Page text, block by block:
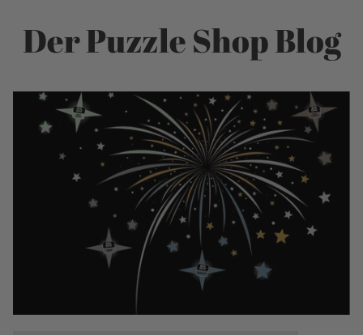
Der Puzzle Shop Blog